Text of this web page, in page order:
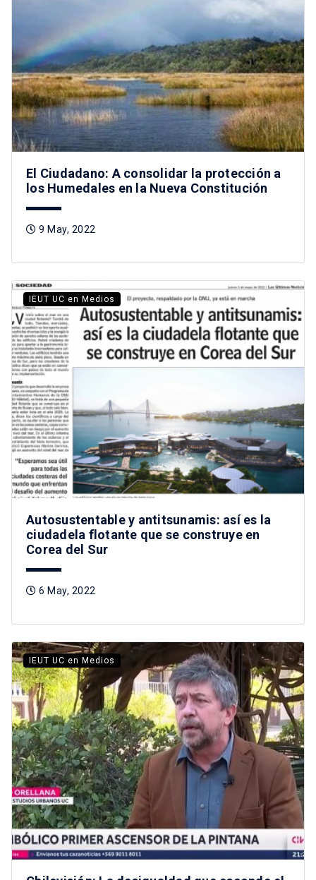
El Ciudadano: A consolidar la protección a
los Humedales en la Nueva Constitución
9 May, 2022
IEUT UC en Medios
Autosustentable y antitsunamis: así es la
ciudadela flotante que se construye en
Corea del Sur
6 May, 2022
IEUT UC en Medios